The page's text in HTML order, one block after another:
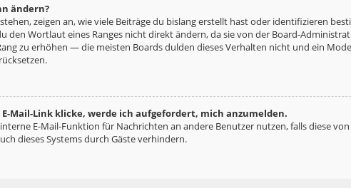
ändern?
zeigen an, wie viele Beiträge du bislang erstellt hast oder identifizieren
den Wortlaut eines Ranges nicht direkt ändern, da sie von der Board-
zu erhöhen — die meisten Boards dulden dieses Verhalten nicht und ein
Mail-Link klicke, werde ich aufgefordert, mich anzumelden.
E-Mail-Funktion für Nachrichten an andere Benutzer nutzen, falls diese
dieses Systems durch Gäste verhindern.